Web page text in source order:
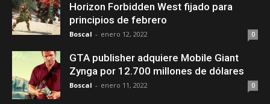
Horizon Forbidden West fijado para
principios de febrero
Boscal - enero 12, 2022 0
GTA publisher adquiere Mobile Giant
Zynga por 12.700 millones de dólares
Boscal - enero 11, 2022 0